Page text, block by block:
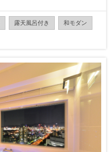
露天風呂付き 和モダン